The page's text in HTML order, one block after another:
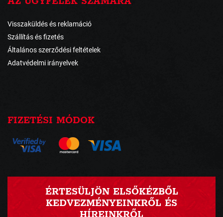
Visszaküldés és reklamáció
Szállítás és fizetés
Általános szerződési feltételek
Adatvédelmi irányelvek
FIZETÉSI MÓDOK
ÉRTESÜLJÖN ELSŐKÉZBŐL
KEDVEZMÉNYEINKRŐL ÉS